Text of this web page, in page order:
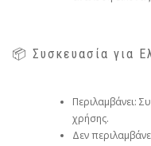
📦 Συσκευασία για
Περιλαμβάνει:
χρήσης.
Δεν